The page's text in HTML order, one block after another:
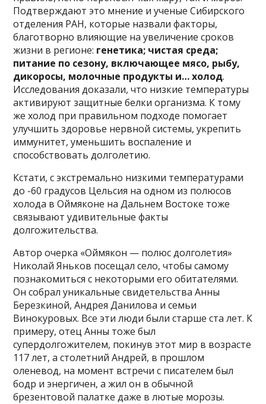
Подтверждают это мнение и ученые Сибирского
отделения РАН, которые назвали факторы,
благотворно влияющие на увеличение сроков
жизни в регионе: генетика; чистая среда;
питание по сезону, включающее мясо, рыбу,
дикоросы, молочные продукты и… холод.
Исследования доказали, что низкие температуры
активируют защитные белки организма. К тому
же холод при правильном подходе помогает
улучшить здоровье нервной системы, укрепить
иммунитет, уменьшить воспаление и
способствовать долголетию.
Кстати, с экстремально низкими температурами
до -60 градусов Цельсия на одном из полюсов
холода в Оймяконе на Дальнем Востоке тоже
связывают удивительные факты
долгожительства.
Автор очерка «Оймякон — полюс долголетия»
Николай Яньков посещал село, чтобы самому
познакомиться с некоторыми его обитателями.
Он собрал уникальные свидетельства Анны
Березкиной, Андрея Данилова и семьи
Винокуровых. Все эти люди были старше ста лет. К
примеру, отец Анны тоже был
супердолгожителем, покинув этот мир в возрасте
117 лет, а столетний Андрей, в прошлом
оленевод, на момент встречи с писателем был
бодр и энергичен, а жил он в обычной
брезентовой палатке даже в лютые морозы.